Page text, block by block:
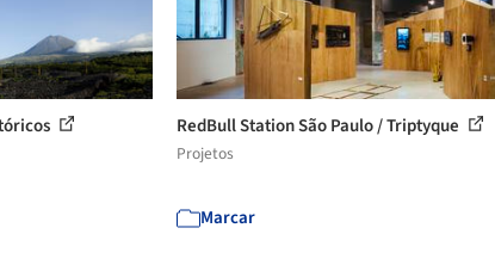
RedBull Station São Paulo / Triptyque
Projetos
Marcar